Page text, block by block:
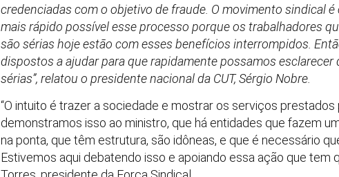
credenciadas com o objetivo de fraude. O movimento sindical
mais rápido possível esse processo porque os trabalhadores
são sérias hoje estão com esses benefícios interrompidos.
dispostos a ajudar para que rapidamente possamos esclarecer
sérias”, relatou o presidente nacional da CUT, Sérgio Nobre.
“O intuito é trazer a sociedade e mostrar os serviços
demonstramos isso ao ministro, que há entidades que fazem
na ponta, que têm estrutura, são idôneas, e que é necessário
Estivemos aqui debatendo isso e apoiando essa ação que tem